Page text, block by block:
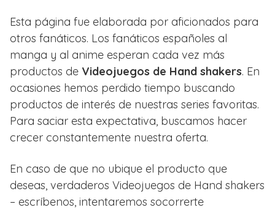
Esta página fue elaborada por aficionados para
otros fanáticos. Los fanáticos españoles al
manga y al anime esperan cada vez más
productos de Videojuegos de Hand shakers. En
ocasiones hemos perdido tiempo buscando
productos de interés de nuestras series favoritas.
Para saciar esta expectativa, buscamos hacer
crecer constantemente nuestra oferta.
En caso de que no ubique el producto que
deseas, verdaderos Videojuegos de Hand shakers
– escríbenos, intentaremos socorrerte